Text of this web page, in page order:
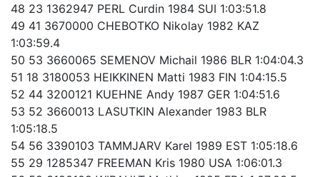
48 23 1362947 PERL Curdin 1984 SUI 1:03:51.8
49 41 3670000 CHEBOTKO Nikolay 1982 KAZ
1:03:59.4
50 53 3660065 SEMENOV Michail 1986 BLR 1:04:04.3
51 18 3180053 HEIKKINEN Matti 1983 FIN 1:04:15.5
52 44 3200121 KUEHNE Andy 1987 GER 1:04:51.6
53 52 3660013 LASUTKIN Alexander 1983 BLR
1:05:18.5
54 56 3390103 TAMMJARV Karel 1989 EST 1:05:18.6
55 29 1285347 FREEMAN Kris 1980 USA 1:06:01.3